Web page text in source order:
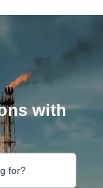
with
for?